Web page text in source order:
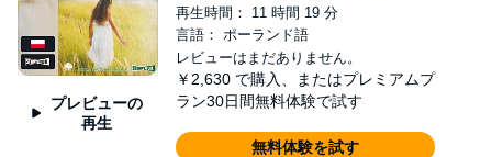
プレビューの
再生
再生時間： 11 時間 19 分
言語： ポーランド語
レビューはまだありません。
￥2,630 で購入、またはプレミアムプ
ラン30日間無料体験で試す
無料体験を試す